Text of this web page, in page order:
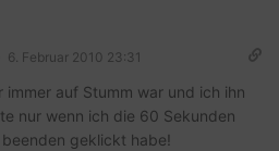
6. Februar 2010 23:31
auf Stumm war und ich ihn
nur wenn ich die 60 Sekunden
geklickt habe!